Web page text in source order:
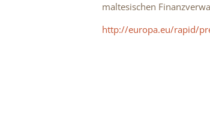
maltesischen
http://europa.eu/rapid/